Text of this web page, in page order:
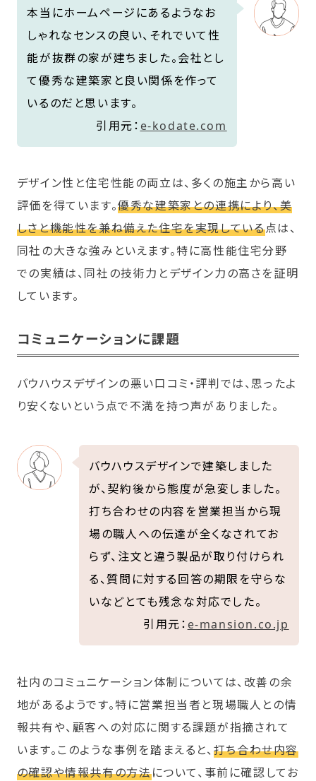
本当にホームページにあるようなお
しゃれなセンスの良い、それでいて性
能が抜群の家が建ちました。会社とし
て優秀な建築家と良い関係を作って
いるのだと思います。
引用元： e-kodate.com
デザイン性と住宅性能の両立は、多くの施主から高い
評価を得ています。優秀な建築家との連携により、美
しさと機能性を兼ね備えた住宅を実現している点は、
同社の大きな強みといえます。特に高性能住宅分野
での実績は、同社の技術力とデザイン力の高さを証明
しています。
コミュニケーションに課題
バウハウスデザインの悪い口コミ・評判では、思ったよ
り安くないという点で不満を持つ声がありました。
バウハウスデザインで建築しました
が、契約後から態度が急変しました。
打ち合わせの内容を営業担当から現
場の職人への伝達が全くなされてお
らず、注文と違う製品が取り付けられ
る、質問に対する回答の期限を守らな
いなどとても残念な対応でした。
引用元： e-mansion.co.jp
社内のコミュニケーション体制については、改善の余
地があるようです。特に営業担当者と現場職人との情
報共有や、顧客への対応に関する課題が指摘されて
います。このような事例を踏まえると、打ち合わせ内容
の確認や情報共有の方法について、事前に確認してお